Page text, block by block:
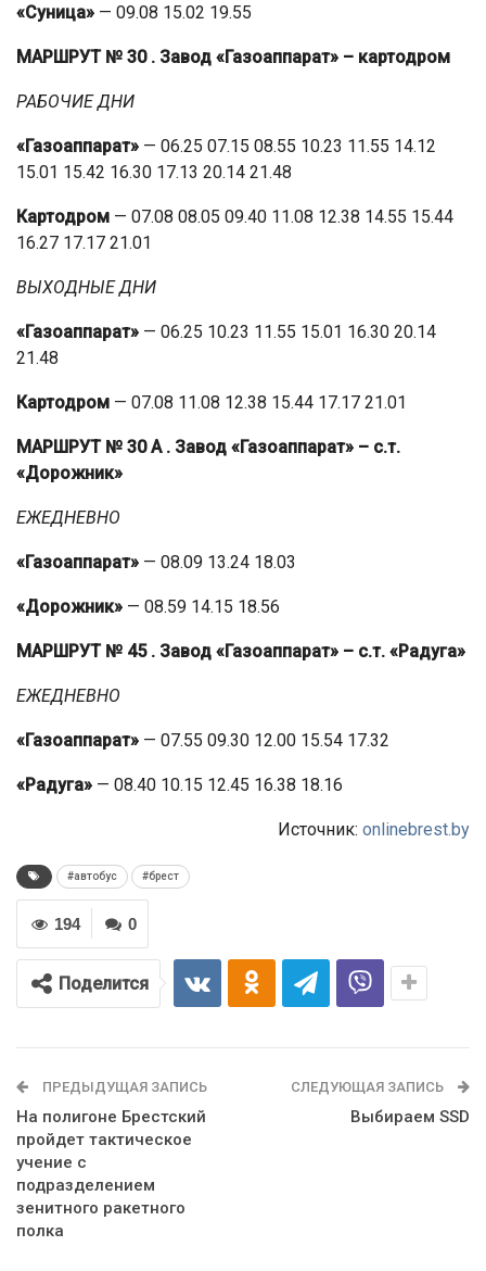
«Суница» — 09.08 15.02 19.55
МАРШРУТ № 30 . Завод «Газоаппарат» – картодром
РАБОЧИЕ ДНИ
«Газоаппарат» — 06.25 07.15 08.55 10.23 11.55 14.12
15.01 15.42 16.30 17.13 20.14 21.48
Картодром — 07.08 08.05 09.40 11.08 12.38 14.55 15.44
16.27 17.17 21.01
ВЫХОДНЫЕ ДНИ
«Газоаппарат» — 06.25 10.23 11.55 15.01 16.30 20.14
21.48
Картодром — 07.08 11.08 12.38 15.44 17.17 21.01
МАРШРУТ № 30 А . Завод «Газоаппарат» – с.т.
«Дорожник»
ЕЖЕДНЕВНО
«Газоаппарат» — 08.09 13.24 18.03
«Дорожник» — 08.59 14.15 18.56
МАРШРУТ № 45 . Завод «Газоаппарат» – с.т. «Радуга»
ЕЖЕДНЕВНО
«Газоаппарат» — 07.55 09.30 12.00 15.54 17.32
«Радуга» — 08.40 10.15 12.45 16.38 18.16
Источник: onlinebrest.by
#автобус #брест
0
194
Поделится
ПРЕДЫДУЩАЯ ЗАПИСЬ
На полигоне Брестский
пройдет тактическое
учение с
подразделением
зенитного ракетного
полка
СЛЕДУЮЩАЯ ЗАПИСЬ
Выбираем SSD